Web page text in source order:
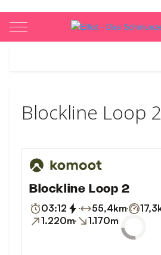
Mobile Menu Toggle
Blockline Loop 2